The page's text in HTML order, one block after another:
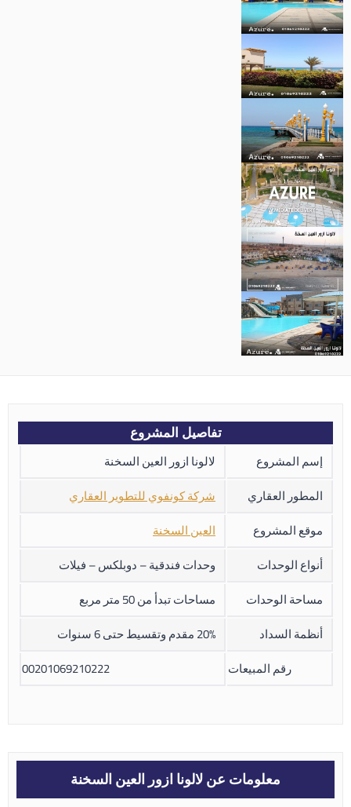
تفاصيل المشروع
إسم المشروع
لالونا ازور العين السخنة
المطور العقاري
شركة كونفوي للتطوير العقاري
موقع المشروع
العين السخنة
أنواع الوحدات
وحدات فندقية – دوبلكس – فيلات
مساحة الوحدات
مساحات تبدأ من 50 متر مربع
أنظمة السداد
20% مقدم وتقسيط حتى 6 سنوات
رقم المبيعات
00201069210222
معلومات عن لالونا ازور العين السخنة